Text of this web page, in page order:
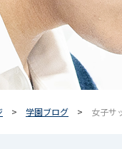
学園ブログ 女子サ